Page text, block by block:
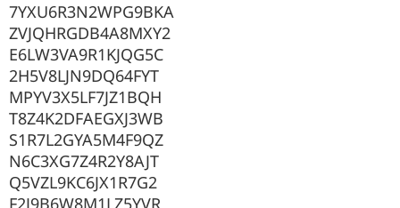
7YXU6R3N2WPG9BKA
ZVJQHRGDB4A8MXY2
E6LW3VA9R1KJQG5C
2H5V8LJN9DQ64FYT
MPYV3X5LF7JZ1BQH
T8Z4K2DFAEGXJ3WB
S1R7L2GYA5M4F9QZ
N6C3XG7Z4R2Y8AJT
Q5VZL9KC6JX1R7G2
F2J9B6W8M1LZ5YVR